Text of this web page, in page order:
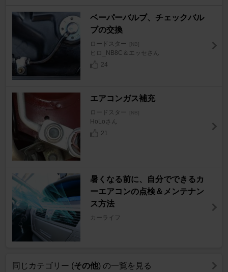
ベーパーバルブ、チェックバル
ブの交換
ロードスター [NB]
ヒロ_NB8C＆エッセさん
24
エアコンガス補充
ロードスター [NB]
HoLoさん
21
暑くなる前に、自分でできるカ
ーエアコンの点検＆メンテナン
ス方法
カーライフ
同じカテゴリー (その他) の一覧を見る